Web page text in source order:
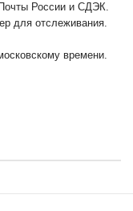
России и СДЭК.
для отслеживания.
времени.